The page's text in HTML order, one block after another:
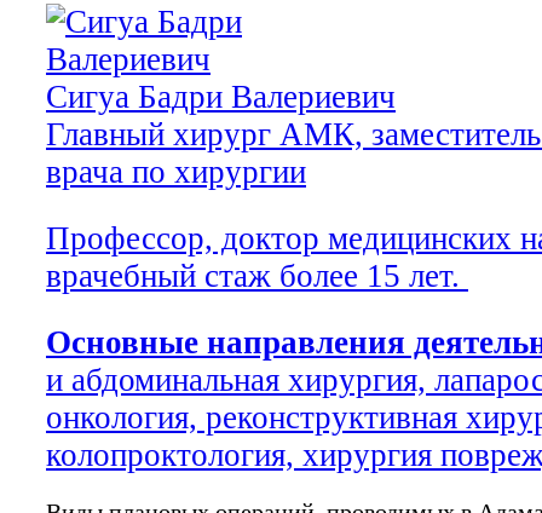
Сигуа Бадри Валериевич
Главный хирург АМК, заместитель
врача по хирургии
Профессор, доктор медицинских
врачебный стаж более 15 лет.
Основные направления
и абдоминальная хирургия,
онкология, реконструктивная
колопроктология, хирургия